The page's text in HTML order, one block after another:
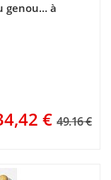
genou… à
€ 49.16 €